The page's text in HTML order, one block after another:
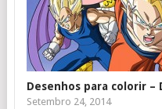
Desenhos para colorir –
Setembro 24, 2014